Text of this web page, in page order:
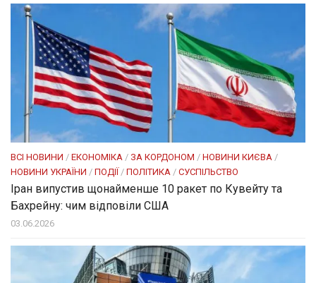
ВСІ НОВИНИ / ЕКОНОМІКА / ЗА КОРДОНОМ / НОВИНИ КИЄВА /
НОВИНИ УКРАЇНИ / ПОДІЇ / ПОЛІТИКА / СУСПІЛЬСТВО
Іран випустив щонайменше 10 ракет по Кувейту та
Бахрейну: чим відповіли США
03.06.2026